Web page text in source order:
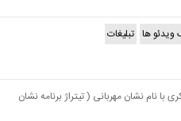
ویدئو ها تبلیغات
نام نشان مهربانی ( تیتراژ برنامه نشان